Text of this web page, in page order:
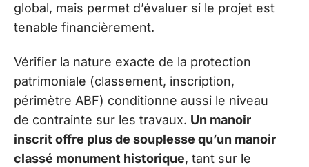
global, mais permet d’évaluer si le projet est
tenable financièrement.
Vérifier la nature exacte de la protection
patrimoniale (classement, inscription,
périmètre ABF) conditionne aussi le niveau
de contrainte sur les travaux. Un manoir
inscrit offre plus de souplesse qu’un manoir
classé monument historique, tant sur le